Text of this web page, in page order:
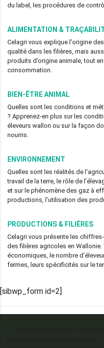
du label, les procédures de
ALIMENTATION &
Celagri vous explique l'origine
qualité dans les filières, mais
produits d’origine animale, tout
consommation.
BIEN-ÊTRE ANIMAL
Quelles sont les conditions et
? Apprenez-en plus sur les
éleveurs wallon ou sur la façon
nourris.
ENVIRONNEMENT
Quelles sont les réalités de
travail de la terre, le rôle de
et sur le phénomène des gaz à
productions, l’utilisation des
PRODUCTIONS & FILIÈRES
Celagri vous présente les
des filières agricoles en
économiques, le nombre
fermes, leurs spécificités sur le
[sibwp_form id=2]